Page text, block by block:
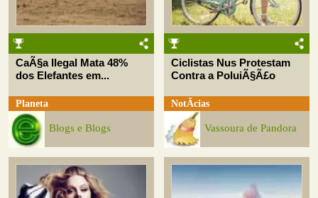
CaÃ§a Ilegal Mata 48%
dos Elefantes em...
Planeta
Blogs e Blogs
Ciclistas Nus Protestam
Contra a PoluiÃ§Ã£o
NotÃ­cias
Vassoura de Pandora